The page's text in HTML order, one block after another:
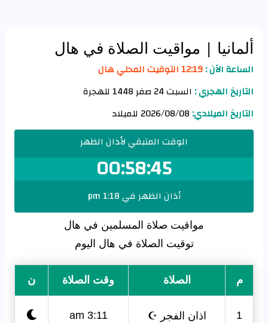
ألمانيا | مواقيت الصلاة في هال
الساعة الآن :12:19 التوقيت المحلي هال
التاريخ الهجري : السبت 24 صفر 1448 للهجرة
التاريخ الميلادي:
الوقت المتبقي لأذان الظهر
00:58:45
أذان الظهر في 1:18 pm
مواقيت صلاة المسلمين في هال
توقيت الصلاة في هال اليوم
م الصلاة وقت الصلاة ن
1 اذان الفجر ☪ 3:11 am